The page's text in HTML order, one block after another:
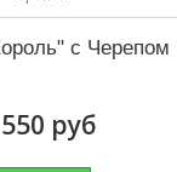
с Черепом
руб